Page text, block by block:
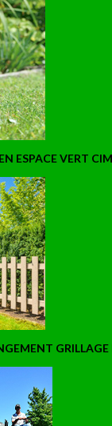
ESPACE VERT
GRILLAGE